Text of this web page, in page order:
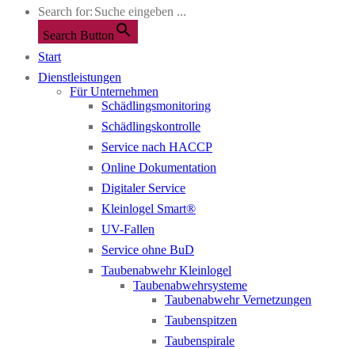
Search for:
Search Button
Start
Dienstleistungen
Für Unternehmen
Schädlingsmonitoring
Schädlingskontrolle
Service nach HACCP
Online Dokumentation
Digitaler Service
Kleinlogel Smart®
UV-Fallen
Service ohne BuD
Taubenabwehr Kleinlogel
Taubenabwehrsysteme
Taubenabwehr Vernetzungen
Taubenspitzen
Taubenspirale